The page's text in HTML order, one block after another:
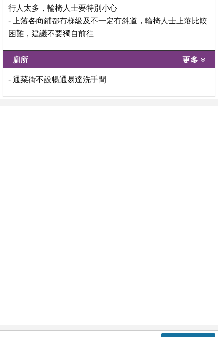
行人太多，輪椅人士要特別小心
- 上落各商鋪都有梯級及不一定有斜道，輪椅人士上落比較
困難，建議不要獨自前往
廁所 更多
- 通菜街不設暢通易達洗手間